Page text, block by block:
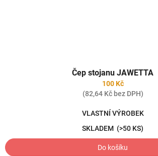
Čep stojanu JAWETTA
100 Kč
(82,64 Kč bez DPH)
VLASTNÍ VÝROBEK
SKLADEM (>50 KS)
Do košíku